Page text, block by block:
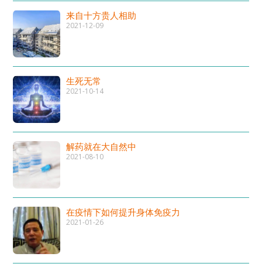
来自十方贵人相助
2021-12-09
生死无常
2021-10-14
解药就在大自然中
2021-08-10
在疫情下如何提升身体免疫力
2021-01-26